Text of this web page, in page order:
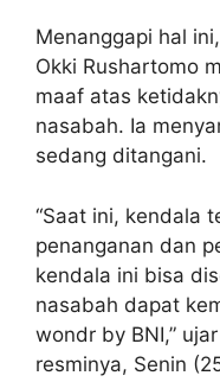
Menanggapi hal
Okki Rushartomo
maaf atas
nasabah. Ia
sedang ditangani.
“Saat ini, kendala
penanganan dan
kendala ini bisa
nasabah dapat
wondr by BNI,”
resminya, Senin